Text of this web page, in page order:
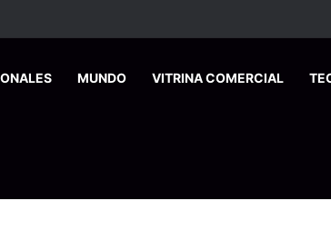
a hospital de Nicoya y matan a paciente a balazos
MUNDO VITRINA COMERCIAL